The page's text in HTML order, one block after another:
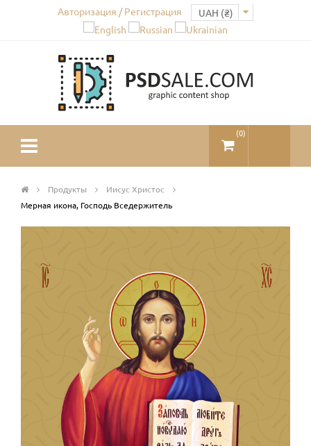
Авторизация / Регистрация
(0)
Продукты
Иисус Христос
Мерная икона, Господь Вседержитель